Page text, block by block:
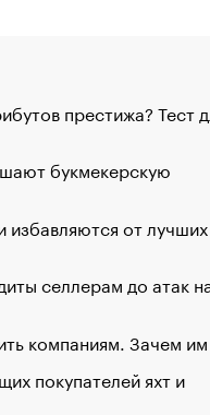
престижа? Тест
букмекерскую
от лучших
селлерам до атак
компаниям. Зачем
покупателей яхт и